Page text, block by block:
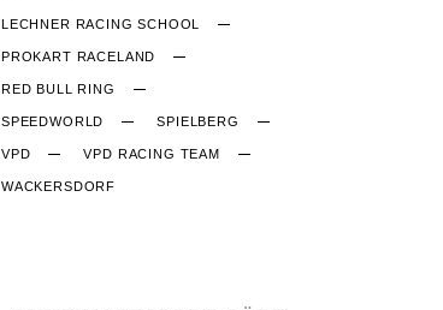
LECHNER RACING SCHOOL
PROKART RACELAND
RED BULL RING
SPEEDWORLD SPIELBERG
VPD VPD RACING TEAM
WACKERSDORF